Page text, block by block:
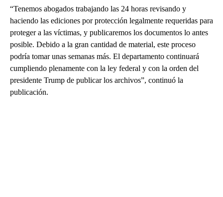
“Tenemos abogados trabajando las 24 horas revisando y
haciendo las ediciones por protección legalmente requeridas para
proteger a las víctimas, y publicaremos los documentos lo antes
posible. Debido a la gran cantidad de material, este proceso
podría tomar unas semanas más. El departamento continuará
cumpliendo plenamente con la ley federal y con la orden del
presidente Trump de publicar los archivos”, continuó la
publicación.